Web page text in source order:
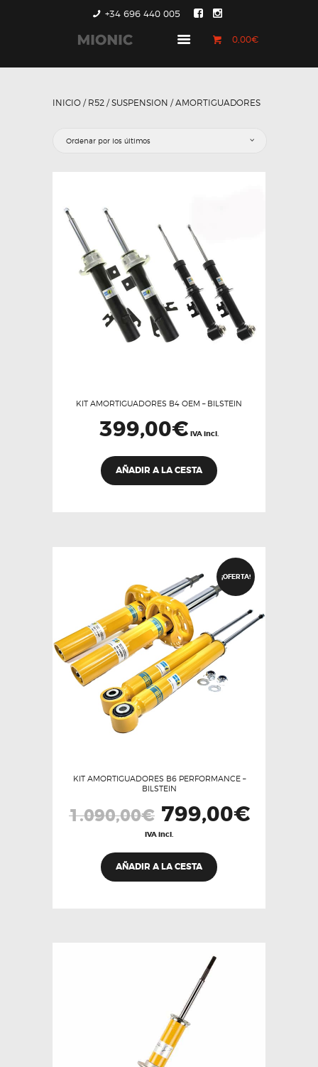
+34 696 440 005
0,00€
GENERACIÓN 1
COUNTRYMAN &
INICIO / R52 /SUSPENSION / AMORTIGUADORES
KIT AMORTIGUADORES B4 OEM – BILSTEIN
399,00€ IVA incl.
AÑADIR A LA CESTA
¡OFERTA!
KIT AMORTIGUADORES B6 PERFORMANCE –
BILSTEIN
1.090,00€
El
precio
era:
799,00€El
precio
IVA incl.
AÑADIR A LA CESTA